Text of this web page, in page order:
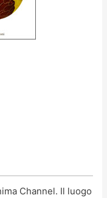
Channel. Il luogo